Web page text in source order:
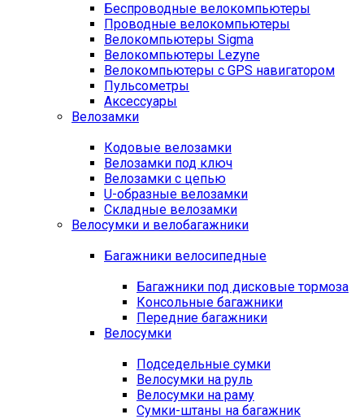
Беспроводные велокомпьютеры
Проводные велокомпьютеры
Велокомпьютеры Sigma
Велокомпьютеры Lezyne
Велокомпьютеры с GPS навигатором
Пульсометры
Аксессуары
Велозамки
Кодовые велозамки
Велозамки под ключ
Велозамки с цепью
U-образные велозамки
Складные велозамки
Велосумки и велобагажники
Багажники велосипедные
Багажники под дисковые тормоза
Консольные багажники
Передние багажники
Велосумки
Подседельные сумки
Велосумки на руль
Велосумки на раму
Сумки-штаны на багажник